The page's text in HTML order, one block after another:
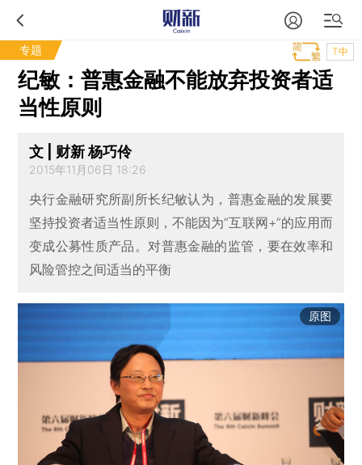
专题 T中
纪敏：普惠金融不能放弃投资者适
当性原则
文 | 财新 杨巧伶
2015年11月06日 18:26
央行金融研究所副所长纪敏认为，普惠金融的发展要
坚持投资者适当性原则，不能因为“互联网+”的应用而
变成公募性质产品。对普惠金融的监管，要在效率和
风险管控之间适当的平衡
原图